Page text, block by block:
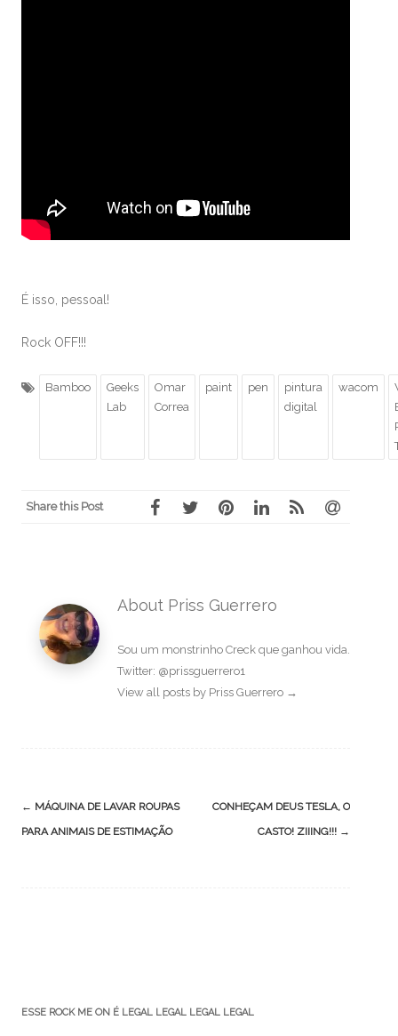
É isso, pessoal!
Rock OFF!!!
Bamboo
Geeks
Lab
Omar
Correa
paint pen
pintura
digital
wacom
Share this Post
About Priss Guerrero
Sou um monstrinho Creck que ganhou vida.
Twitter: @prissguerrero1
View all posts by Priss Guerrero →
Post
navigation
← MÁQUINA DE LAVAR ROUPAS
PARA ANIMAIS DE ESTIMAÇÃO
CONHEÇAM DEUS TESLA, O
CASTO! ZIIING!!! →
ESSE ROCK ME ON É LEGAL LEGAL LEGAL LEGAL